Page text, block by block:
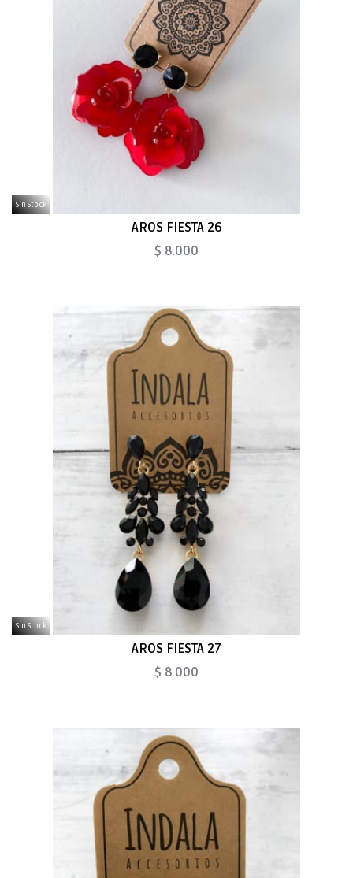
Sin Stock
AROS FIESTA 26
$ 8.000
Sin Stock
AROS FIESTA 27
$ 8.000